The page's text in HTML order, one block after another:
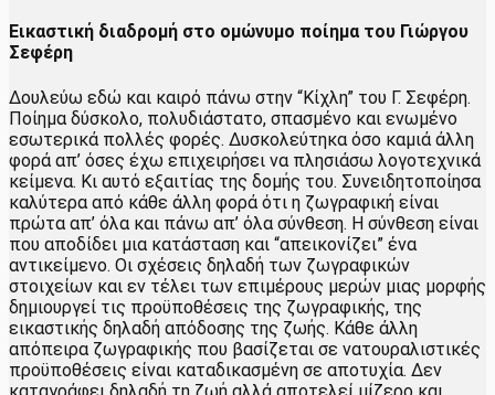
Εικαστική διαδρομή στο ομώνυμο ποίημα του Γιώργου
Σεφέρη
Δουλεύω εδώ και καιρό πάνω στην “Κίχλη” του Γ. Σεφέρη.
Ποίημα δύσκολο, πολυδιάστατο, σπασμένο και ενωμένο
εσωτερικά πολλές φορές. Δυσκολεύτηκα όσο καμιά άλλη
φορά απ’ όσες έχω επιχειρήσει να πλησιάσω λογοτεχνικά
κείμενα. Κι αυτό εξαιτίας της δομής του. Συνειδητοποίησα
καλύτερα από κάθε άλλη φορά ότι η ζωγραφική είναι
πρώτα απ’ όλα και πάνω απ’ όλα σύνθεση. Η σύνθεση είναι
που αποδίδει μια κατάσταση και “απεικονίζει” ένα
αντικείμενο. Οι σχέσεις δηλαδή των ζωγραφικών
στοιχείων και εν τέλει των επιμέρους μερών μιας μορφής
δημιουργεί τις προϋποθέσεις της ζωγραφικής, της
εικαστικής δηλαδή απόδοσης της ζωής. Κάθε άλλη
απόπειρα ζωγραφικής που βασίζεται σε νατουραλιστικές
προϋποθέσεις είναι καταδικασμένη σε αποτυχία. Δεν
καταγράφει δηλαδή τη ζωή αλλά αποτελεί μίζερο και